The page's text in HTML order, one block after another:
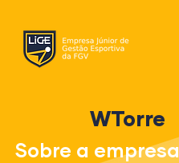
WTorre
Sobre a empresa